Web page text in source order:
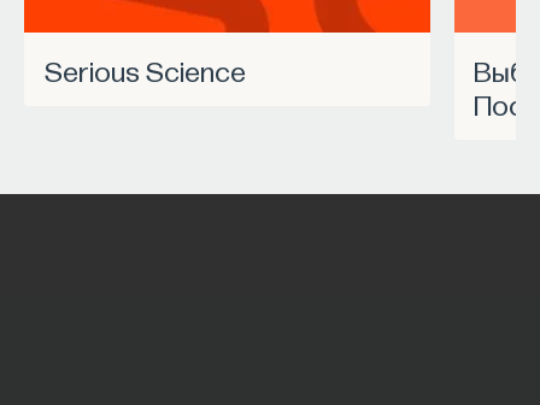
Serious Science
Выбрать курс Академии